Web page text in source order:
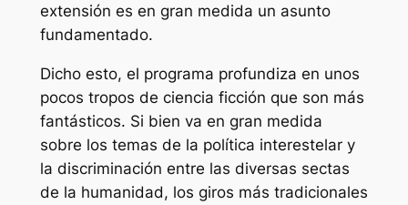
extensión es en gran medida un asunto
fundamentado.
Dicho esto, el programa profundiza en unos
pocos tropos de ciencia ficción que son más
fantásticos. Si bien va en gran medida
sobre los temas de la política interestelar y
la discriminación entre las diversas sectas
de la humanidad, los giros más tradicionales